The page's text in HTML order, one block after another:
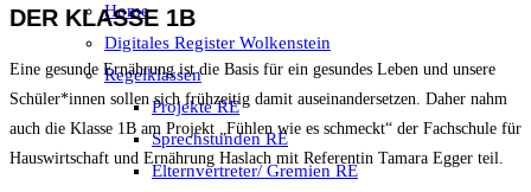
Home
Digitales Register Wolkenstein
Regelklassen
Projekte RE
Sprechstunden RE
Elternvertreter/ Gremien RE
DER KLASSE 1B
Eine gesunde Ernährung ist die Basis für ein gesundes Leben und unsere
Schüler*innen sollen sich frühzeitig damit auseinandersetzen. Daher nahm
auch die Klasse 1B am Projekt „Fühlen wie es schmeckt“ der Fachschule für
Hauswirtschaft und Ernährung Haslach mit Referentin Tamara Egger teil.